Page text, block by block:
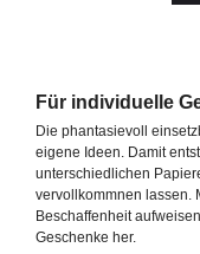
Für individuelle
Die phantasievoll
eigene Ideen. Damit
unterschiedlichen
vervollkommnen lassen.
Beschaffenheit
Geschenke her.